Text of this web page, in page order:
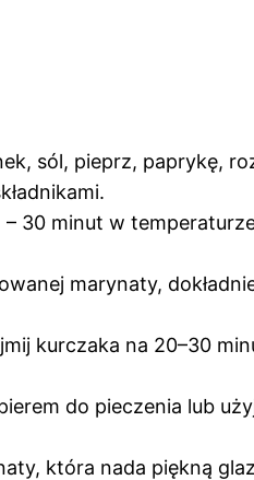
sól, pieprz, paprykę,
30 minut w
marynaty,
kurczaka na 20–30
do pieczenia lub
która nada piękną